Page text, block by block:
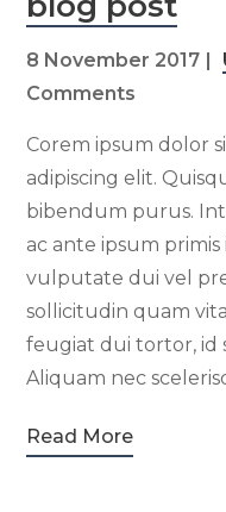
8 November 2017
Comments
Corem ipsum dolor
adipiscing elit.
bibendum purus.
ac ante ipsum
vulputate dui vel
sollicitudin quam
feugiat dui tortor, id
Aliquam nec
Read More